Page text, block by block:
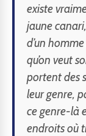
existe
jaune
d’un
qu’on veut
portent des
leur genre,
ce genre-là
endroits où